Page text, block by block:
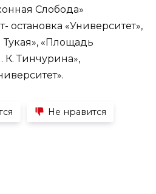
Слобода»
остановка «Университет»,
«Площадь
К. Тинчурина»,
Не нравится